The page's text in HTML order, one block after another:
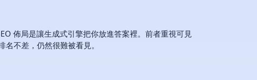
佈局是讓生成式引擎把你放進答案裡。前者重視可見
不差，仍然很難被看見。